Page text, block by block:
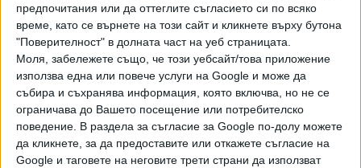
предпочитания или да оттеглите съгласието си по всяко
време, като се върнете на този сайт и кликнете върху бутона
"Поверителност" в долната част на уеб страницата.
Моля, забележете също, че този уебсайт/това приложение
използва една или повече услуги на Google и може да
събира и съхранява информация, която включва, но не се
ограничава до Вашето посещение или потребителско
поведение. В раздела за съгласие за Google по-долу можете
да кликнете, за да предоставите или откажете съгласие на
Google и таговете на неговите трети страни да използват
Златанов са се потвърдили. Синът на Илия Златанов
даде показания и в съда, в които обясни как са започнали
проблемите на семейството с Петьо Еврото. Спасов
поиска от съда да признае Петров за виновен и да вземе
предвид утежняващи вината обстоятелства – че е
използвал влиянието си в магистратските среди, за да
извърши престъплението, като е компрометирал
„цялата магистратура“.